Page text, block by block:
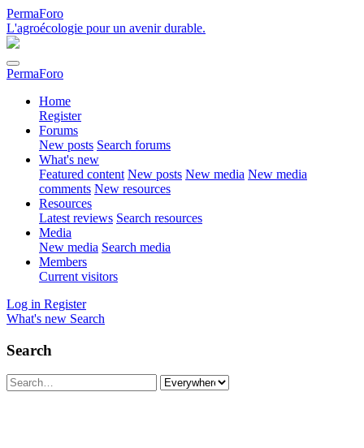
PermaForo
L'agroécologie pour un avenir durable.
PermaForo
Home
Register
Forums
New posts Search forums
What's new
Featured content New posts New media New media
comments New resources
Resources
Latest reviews Search resources
Media
New media Search media
Members
Current visitors
Log in Register
What's new Search
Search